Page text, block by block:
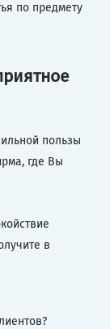
по предмету
пользы
где Вы
в